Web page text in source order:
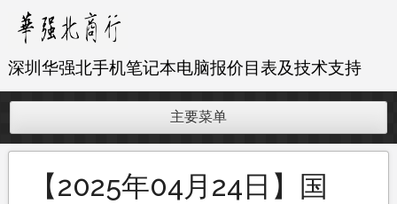
内深圳华强北手机笔记本电脑报价目表及技术支持
主要菜单
【2025年04月24日】国